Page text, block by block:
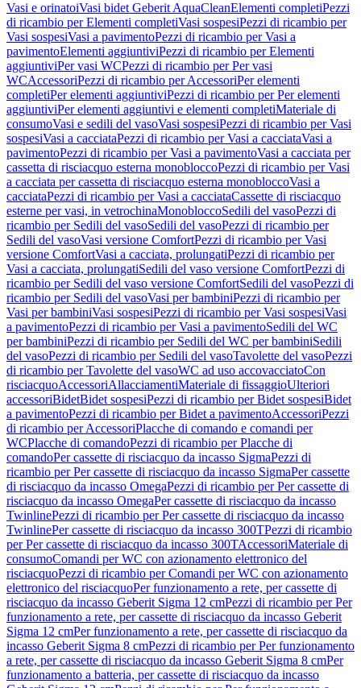
Vasi e orinatoiVasi bidet Geberit AquaCleanElementi completiPezzi
di ricambio per Elementi completiVasi sospesiPezzi di ricambio per
Vasi sospesiVasi a pavimentoPezzi di ricambio per Vasi a
pavimentoElementi aggiuntiviPezzi di ricambio per Elementi
aggiuntiviPer vasi WCPezzi di ricambio per Per vasi
WCAccessoriPezzi di ricambio per AccessoriPer elementi
completiPer elementi aggiuntiviPezzi di ricambio per Per elementi
aggiuntiviPer elementi aggiuntivi e elementi completiMateriale di
consumoVasi e sedili del vasoVasi sospesiPezzi di ricambio per Vasi
sospesiVasi a cacciataPezzi di ricambio per Vasi a cacciataVasi a
pavimentoPezzi di ricambio per Vasi a pavimentoVasi a cacciata per
cassetta di risciacquo esterna monobloccoPezzi di ricambio per Vasi
a cacciata per cassetta di risciacquo esterna monobloccoVasi a
cacciataPezzi di ricambio per Vasi a cacciataCassette di risciacquo
esterne per vasi, in vetrochinaMonobloccoSedili del vasoPezzi di
ricambio per Sedili del vasoSedili del vasoPezzi di ricambio per
Sedili del vasoVasi versione ComfortPezzi di ricambio per Vasi
versione ComfortVasi a cacciata, prolungatiPezzi di ricambio per
Vasi a cacciata, prolungatiSedili del vaso versione ComfortPezzi di
ricambio per Sedili del vaso versione ComfortSedili del vasoPezzi di
ricambio per Sedili del vasoVasi per bambiniPezzi di ricambio per
Vasi per bambiniVasi sospesiPezzi di ricambio per Vasi sospesiVasi
a pavimentoPezzi di ricambio per Vasi a pavimentoSedili del WC
per bambiniPezzi di ricambio per Sedili del WC per bambiniSedili
del vasoPezzi di ricambio per Sedili del vasoTavolette del vasoPezzi
di ricambio per Tavolette del vasoWC ad uso accovacciatoCon
risciacquoAccessoriAllacciamentiMateriale di fissaggioUlteriori
accessoriBidetBidet sospesiPezzi di ricambio per Bidet sospesiBidet
a pavimentoPezzi di ricambio per Bidet a pavimentoAccessoriPezzi
di ricambio per AccessoriPlacche di comando e comandi per
WCPlacche di comandoPezzi di ricambio per Placche di
comandoPer cassette di risciacquo da incasso SigmaPezzi di
ricambio per Per cassette di risciacquo da incasso SigmaPer cassette
di risciacquo da incasso OmegaPezzi di ricambio per Per cassette di
risciacquo da incasso OmegaPer cassette di risciacquo da incasso
TwinlinePezzi di ricambio per Per cassette di risciacquo da incasso
TwinlinePer cassette di risciacquo da incasso 300TPezzi di ricambio
per Per cassette di risciacquo da incasso 300TAccessoriMateriale di
consumoComandi per WC con azionamento elettronico del
risciacquoPezzi di ricambio per Comandi per WC con azionamento
elettronico del risciacquoPer funzionamento a rete, per cassette di
risciacquo da incasso Geberit Sigma 12 cmPezzi di ricambio per Per
funzionamento a rete, per cassette di risciacquo da incasso Geberit
Sigma 12 cmPer funzionamento a rete, per cassette di risciacquo da
incasso Geberit Sigma 8 cmPezzi di ricambio per Per funzionamento
a rete, per cassette di risciacquo da incasso Geberit Sigma 8 cmPer
funzionamento a batteria, per cassette di risciacquo da incasso